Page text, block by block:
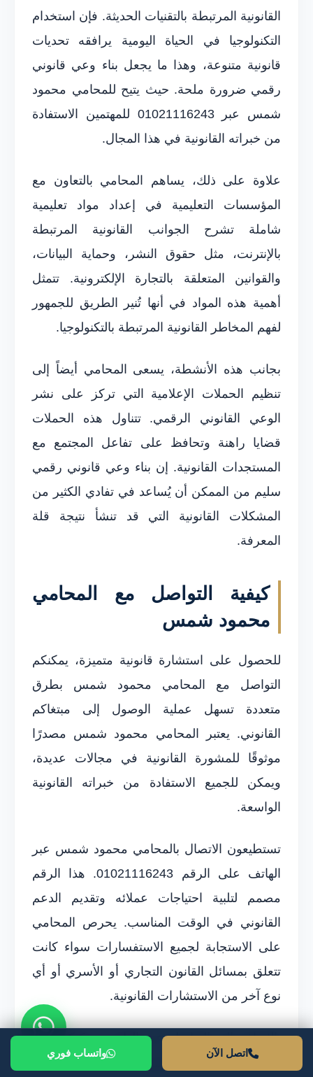
القانونية المرتبطة بالتقنيات الحديثة. فإن استخدام
التكنولوجيا في الحياة اليومية يرافقه تحديات
قانونية متنوعة، وهذا ما يجعل بناء وعي قانوني
رقمي ضرورة ملحة. حيث يتيح للمحامي محمود
شمس عبر 01021116243 للمهتمين الاستفادة
من خبراته القانونية في هذا المجال.
علاوة على ذلك، يساهم المحامي بالتعاون مع
المؤسسات التعليمية في إعداد مواد تعليمية
شاملة تشرح الجوانب القانونية المرتبطة
بالإنترنت، مثل حقوق النشر، وحماية البيانات،
والقوانين المتعلقة بالتجارة الإلكترونية. تتمثل
أهمية هذه المواد في أنها تُنير الطريق للجمهور
لفهم المخاطر القانونية المرتبطة بالتكنولوجيا.
بجانب هذه الأنشطة، يسعى المحامي أيضاً إلى
تنظيم الحملات الإعلامية التي تركز على نشر
الوعي القانوني الرقمي. تتناول هذه الحملات
قضايا راهنة وتحافظ على تفاعل المجتمع مع
المستجدات القانونية. إن بناء وعي قانوني رقمي
سليم من الممكن أن يُساعد في تفادي الكثير من
المشكلات القانونية التي قد تنشأ نتيجة قلة
المعرفة.
كيفية التواصل مع المحامي
محمود شمس
للحصول على استشارة قانونية متميزة، يمكنكم
التواصل مع المحامي محمود شمس بطرق
متعددة تسهل عملية الوصول إلى مبتغاكم
القانوني. يعتبر المحامي محمود شمس مصدرًا
موثوقًا للمشورة القانونية في مجالات عديدة،
ويمكن للجميع الاستفادة من خبراته القانونية
الواسعة.
تستطيعون الاتصال بالمحامي محمود شمس عبر
الهاتف على الرقم 01021116243. هذا الرقم
مصمم لتلبية احتياجات عملائه وتقديم الدعم
القانوني في الوقت المناسب. يحرص المحامي
على الاستجابة لجميع الاستفسارات سواء كانت
تتعلق بمسائل القانون التجاري أو الأسري أو أي
نوع آخر من الاستشارات القانونية.
بالإضافة إلى التواصل عبر الهاتف، يمكنكم أيضًا
مراسلة المحامي محمود شمس عبر البريد
اتصل الآن واتساب فوري